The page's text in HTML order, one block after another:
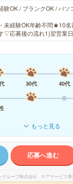
験OK / ブランクOK / パソ
未経験OK年齢不問★10
▽応募後の流れ1)翌営業
30代 40代
もっと見る
応募へ進む
グループ株式会社 ケアサービス